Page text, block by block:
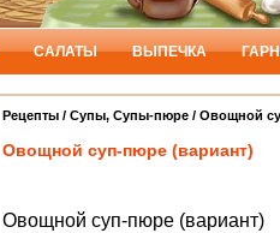
САЛАТЫ ВЫПЕЧКА
Рецепты / Cупы, Супы-пюре / Овощной
Овощной суп-пюре (вариант)
Овощной суп-пюре (вариант)